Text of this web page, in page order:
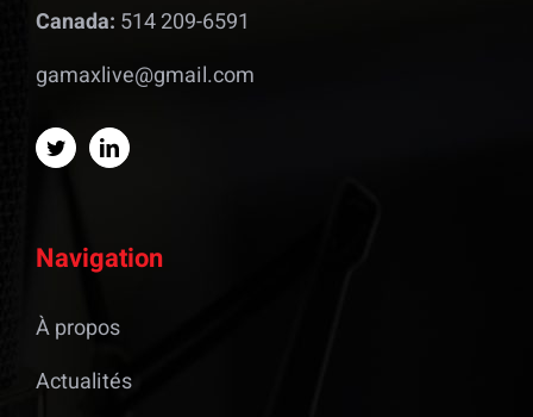
Canada: 514 209-6591
gamaxlive@gmail.com
Navigation
À propos
Actualités